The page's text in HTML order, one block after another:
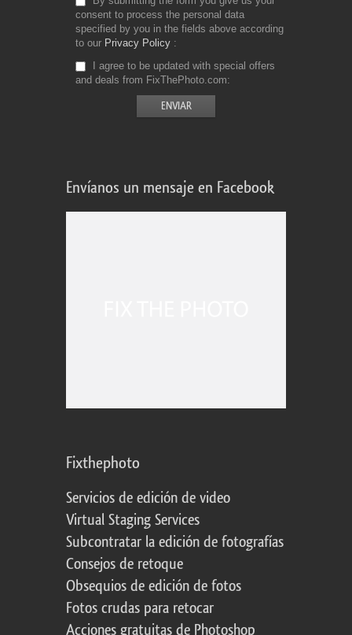
consent to process the personal data
specified by you in the fields above according
to our Privacy Policy
I agree to be updated with special offers
and deals from FixThePhoto.com
Envíanos un mensaje en Facebook
Fixthephoto
Servicios de edición de video
Virtual Staging Services
Subcontratar la edición de fotografías
Consejos de retoque
Obsequios de edición de fotos
Fotos crudas para retocar
Acciones gratuitas de Photoshop